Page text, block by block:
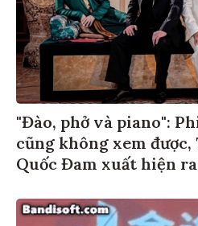
"Đào, phở và piano":
cũng không xem được,
Quốc Đam xuất hiện ra